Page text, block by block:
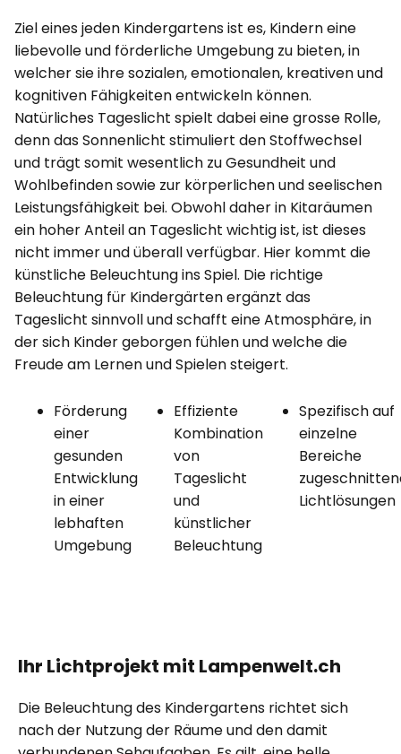
Ziel eines jeden Kindergartens ist es, Kindern eine
liebevolle und förderliche Umgebung zu bieten, in
welcher sie ihre sozialen, emotionalen, kreativen und
kognitiven Fähigkeiten entwickeln können.
Natürliches Tageslicht spielt dabei eine grosse Rolle,
denn das Sonnenlicht stimuliert den Stoffwechsel
und trägt somit wesentlich zu Gesundheit und
Wohlbefinden sowie zur körperlichen und seelischen
Leistungsfähigkeit bei. Obwohl daher in Kitaräumen
ein hoher Anteil an Tageslicht wichtig ist, ist dieses
nicht immer und überall verfügbar. Hier kommt die
künstliche Beleuchtung ins Spiel. Die richtige
Beleuchtung für Kindergärten ergänzt das
Tageslicht sinnvoll und schafft eine Atmosphäre, in
der sich Kinder geborgen fühlen und welche die
Freude am Lernen und Spielen steigert.
Förderung
einer
gesunden
Entwicklung
in einer
lebhaften
Umgebung
Effiziente
Kombination
von
Tageslicht
und
künstlicher
Beleuchtung
Spezifisch auf
einzelne
Bereiche
Lichtlösungen
Ihr Lichtprojekt mit Lampenwelt.ch
Die Beleuchtung des Kindergartens richtet sich
nach der Nutzung der Räume und den damit